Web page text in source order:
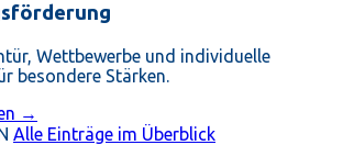
Wettbewerbe und individuelle
besondere Stärken.
→
Alle Einträge im Überblick